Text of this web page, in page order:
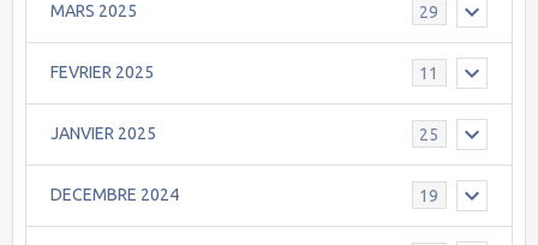
MARS 2025 29
FEVRIER 2025 11
JANVIER 2025 25
DECEMBRE 2024 19